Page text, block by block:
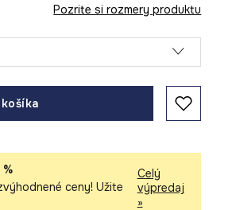
Pozrite si rozmery produktu
ceny! Užite
Celý
výpredaj
»